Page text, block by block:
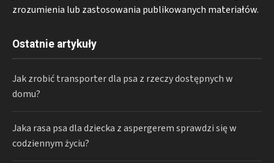
zrozumienia lub zastosowania publikowanych materiałów.
Ostatnie artykuły
Jak zrobić transporter dla psa z rzeczy dostępnych w
domu?
Jaka rasa psa dla dziecka z aspergerem sprawdzi się w
codziennym życiu?